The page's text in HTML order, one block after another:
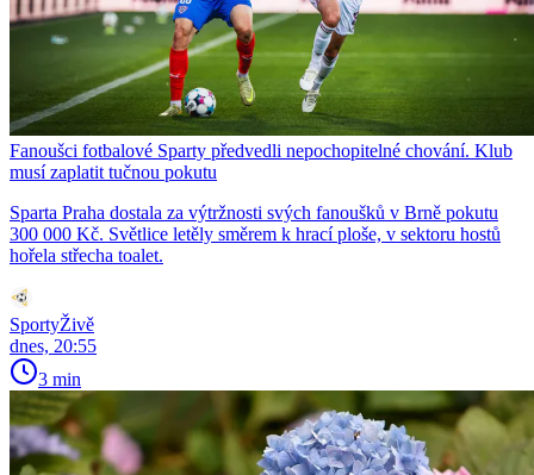
Fanoušci fotbalové Sparty předvedli nepochopitelné chování. Klub
musí zaplatit tučnou pokutu
Sparta Praha dostala za výtržnosti svých fanoušků v Brně pokutu
300 000 Kč. Světlice letěly směrem k hrací ploše, v sektoru hostů
hořela střecha toalet.
SportyŽivě
dnes, 20:55
3 min